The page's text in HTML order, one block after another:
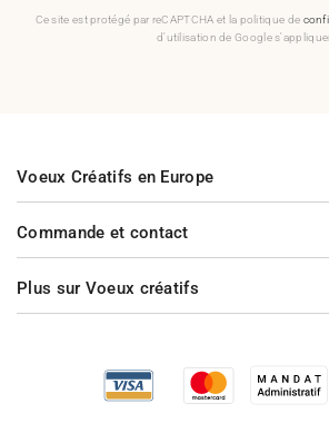
Ce site est protégé par reCAPTCHA et la politique de
d'utilisation de Google
Commande et contact
Plus sur Voeux créatifs
Voeux Créatifs en Europe